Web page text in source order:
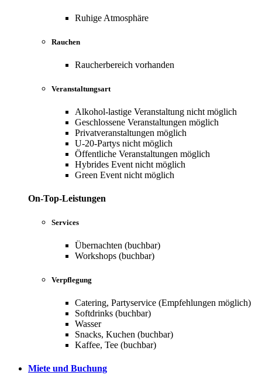
Ruhige Atmosphäre
Rauchen
Raucherbereich vorhanden
Veranstaltungsart
Alkohol-lastige Veranstaltung nicht möglich
Geschlossene Veranstaltungen möglich
Privatveranstaltungen möglich
U-20-Partys nicht möglich
Öffentliche Veranstaltungen möglich
Hybrides Event nicht möglich
Green Event nicht möglich
On-Top-Leistungen
Services
Übernachten (buchbar)
Workshops (buchbar)
Verpflegung
Catering, Partyservice (Empfehlungen möglich)
Softdrinks (buchbar)
Wasser
Snacks, Kuchen (buchbar)
Kaffee, Tee (buchbar)
Miete und Buchung